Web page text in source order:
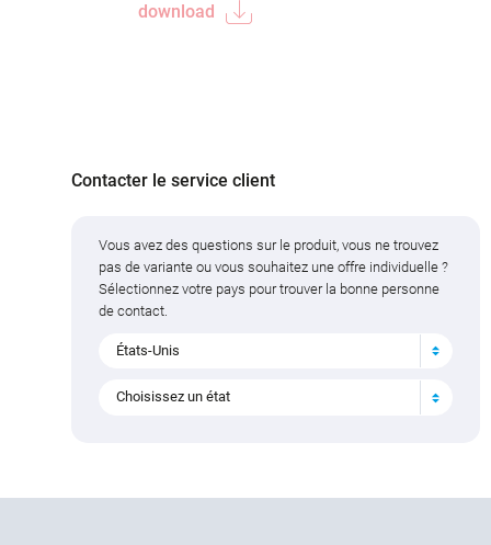
download
Contacter le service client
Vous avez des questions sur le produit, vous ne trouvez
pas de variante ou vous souhaitez une offre individuelle ?
Sélectionnez votre pays pour trouver la bonne personne
de contact.
États-Unis
Choisissez un état